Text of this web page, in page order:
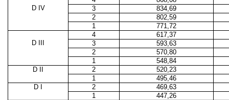
D IV
3
834,69
2
802,59
1
771,72
4
617,37
D III
3
593,63
2
570,80
1
548,84
D II
2
520,23
1
495,46
D I
2
469,63
1
447,26